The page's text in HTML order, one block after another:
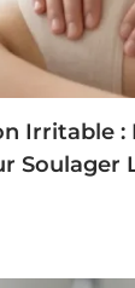
Irritable :
Soulager